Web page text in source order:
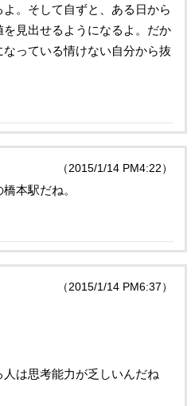
。そして自ずと、ある日から
見出せるようになるよ。だか
っている情けない自分から抜
（2015/1/14 PM4:22）
本駅だね。
（2015/1/14 PM6:37）
は思考能力が乏しいんだね